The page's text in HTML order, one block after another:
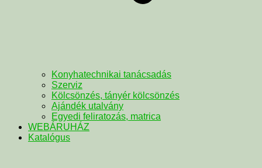
Konyhatechnikai tanácsadás
Szerviz
Kölcsönzés, tányér kölcsönzés
Ajándék utalvány
Egyedi feliratozás, matrica
WEBÁRUHÁZ
Katalógus